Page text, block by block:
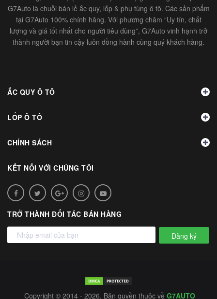
G7Auto là chuỗi bán lẻ ắc quy, lốp & phụ tùng ô tô. Các sản phẩm
tại G7Auto 100% chính hãng. Với phương châm “Uy tín, chất
lượng và giá tốt nhất cho người tiêu dùng”, G7Auto vinh hạnh trở
thành người bạn tin cậy luôn đồng hành cùng quý khách hàng.
ẮC QUY Ô TÔ
LỐP Ô TÔ
CHÍNH SÁCH
KẾT NỐI VỚI CHÚNG TÔI
TRỞ THÀNH ĐỐI TÁC BÁN HÀNG
Đăng ký
Copyright © 2014 - 2026. Bản quyền thuộc về G7AUTO